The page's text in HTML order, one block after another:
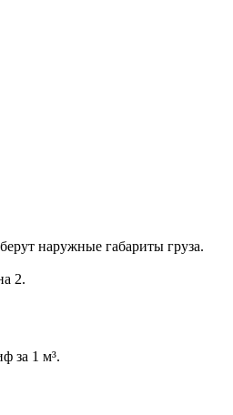
наружные габариты груза.
2.
за 1 м³.